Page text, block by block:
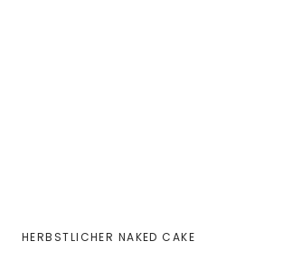
HERBSTLICHER NAKED CAKE